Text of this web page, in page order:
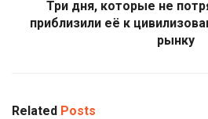
Три дня, которые не
приблизили её к
рынку
Related Posts